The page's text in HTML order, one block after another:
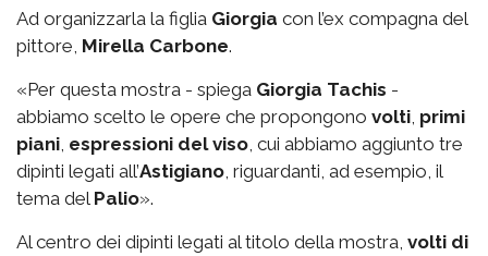
Ad organizzarla la figlia Giorgia con l’ex compagna del
pittore, Mirella Carbone.
«Per questa mostra - spiega Giorgia Tachis -
abbiamo scelto le opere che propongono volti primi
piani espressioni del viso , cui abbiamo aggiunto tre
dipinti legati all’Astigiano , riguardanti, ad esempio, il
tema del Palio».
Al centro dei dipinti legati al titolo della mostra, volti di